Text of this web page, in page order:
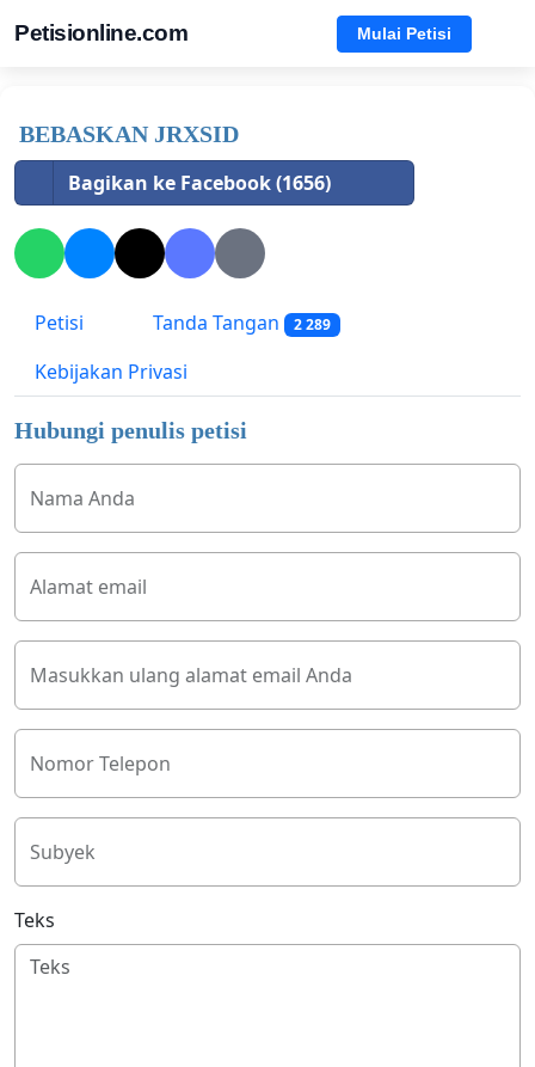
Petisionline.com Mulai Petisi
BEBASKAN JRXSID
Bagikan ke Facebook (1656)
Petisi Tanda Tangan 2 289
Kebijakan Privasi
Hubungi penulis petisi
Nama Anda
Alamat email
Masukkan ulang alamat email Anda
Nomor Telepon
Subyek
Teks